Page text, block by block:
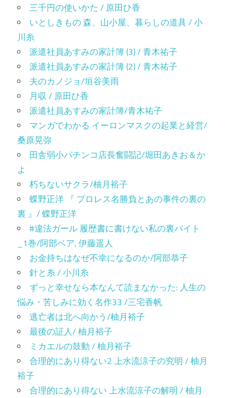
三千円の使いかた / 原田ひ香
いとしきもの 森、山小屋、暮らしの道具 / 小
川糸
派遣社員あすみの家計簿 (3) / 青木祐子
派遣社員あすみの家計簿 (2) / 青木祐子
夫のカノジョ/垣谷美雨
月収 / 原田ひ香
派遣社員あすみの家計簿/青木祐子
マンガでわかる イーロンマスクの起業と経営/
桑原晃弥
田舎弱小パチンコ店長奮闘記/堀田あきお＆か
よ
朽ちないサクラ/柚月裕子
蝶野正洋 『 プロレス名勝負とあの事件の裏の
裏 』/ 蝶野正洋
#違法ガール 履歴書に書けない私の裏バイト
_1巻/阿部ベア, 伊藤遥人
お金持ちはなぜ不幸になるのか/阿部恭子
針と糸 / 小川糸
ずっと幸せなら本なんて読まなかった: 人生の
悩み・苦しみに効く名作33 /三宅香帆
逃亡者は北へ向かう/柚月裕子
最後の証人/ 柚月裕子
ミカエルの鼓動 / 柚月裕子
合理的にあり得ない2 上水流涼子の究明 / 柚月
裕子
合理的にあり得ない 上水流涼子の解明 / 柚月